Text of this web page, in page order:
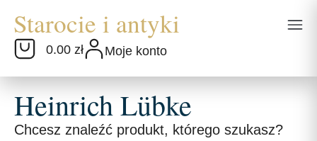
0.00 zł Moje konto
Heinrich Lübke
Chcesz znaleźć produkt, którego szukasz?